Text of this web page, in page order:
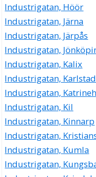
Industrigatan, Höör
Industrigatan, Järna
Industrigatan, Järpås
Industrigatan,
Industrigatan, Kalix
Industrigatan, Karlstad
Industrigatan,
Industrigatan, Kil
Industrigatan, Kinnarp
Industrigatan,
Industrigatan, Kumla
Industrigatan,